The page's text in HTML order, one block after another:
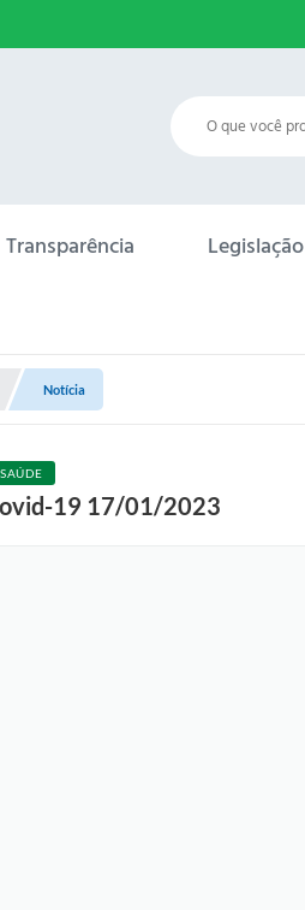
Transparência Legislação
Notícia
SAÚDE
19 17/01/2023